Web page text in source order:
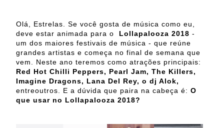
Olá, Estrelas. Se você gosta de música como eu,
deve estar animada para o
Lollapalooza 2018 -
um dos maiores festivais de música - que reúne
grandes artistas e começa no final de semana que
vem. Neste ano teremos como atrações principais:
Red Hot Chilli Peppers, Pearl Jam, The Killers,
Imagine Dragons, Lana Del Rey, o dj Alok,
entreoutros. E a dúvida que paira na cabeça é: O
que usar no Lollapalooza 2018?